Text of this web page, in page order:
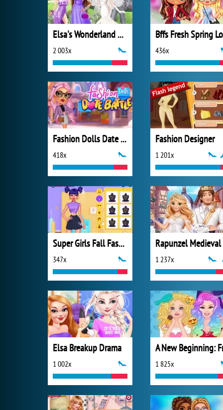
Elsa's Wonderland Wedding
2 003x 436x
Fashion Dolls Date Battle
418x
Fashion Designer
1 201x
Super Girls Fall Fashion Trends
347x 1 237x
Elsa Breakup Drama
1 002x 1 825x